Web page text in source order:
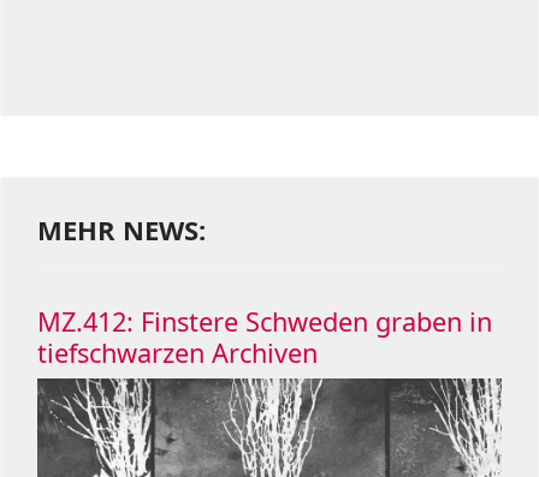
MEHR NEWS:
MZ.412: Finstere Schweden graben in
tiefschwarzen Archiven